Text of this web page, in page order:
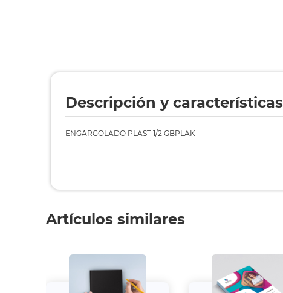
Descripción y características
ENGARGOLADO PLAST 1/2 GBPLAK
Artículos similares